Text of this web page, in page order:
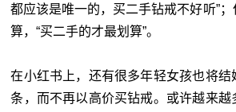
都应该是唯一的，买二手钻戒不好听”
算，“买二手的才最划算”。
在小红书上，还有很多年轻女孩也将结
条，而不再以高价买钻戒。或许越来越